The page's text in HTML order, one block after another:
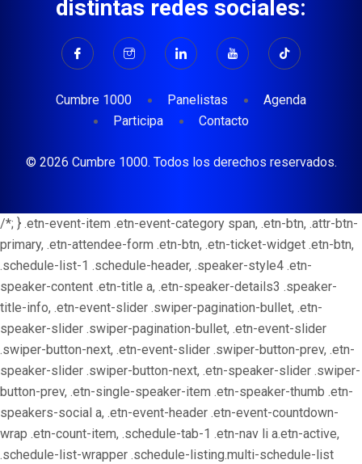
distintas redes sociales:
Cumbre 1000 Panelistas
Agenda
Participa
Contacto
© 2026 Cumbre 1000. Todos los derechos reservados.
/*; } .etn-event-item .etn-event-category span, .etn-btn, .attr-btn-
primary, .etn-attendee-form .etn-btn, .etn-ticket-widget .etn-btn,
.schedule-list-1 .schedule-header, .speaker-style4 .etn-
speaker-content .etn-title a, .etn-speaker-details3 .speaker-
title-info, .etn-event-slider .swiper-pagination-bullet, .etn-
speaker-slider .swiper-pagination-bullet, .etn-event-slider
.swiper-button-next, .etn-event-slider .swiper-button-prev, .etn-
speaker-slider .swiper-button-next, .etn-speaker-slider .swiper-
button-prev, .etn-single-speaker-item .etn-speaker-thumb .etn-
speakers-social a, .etn-event-header .etn-event-countdown-
wrap .etn-count-item, .schedule-tab-1 .etn-nav li a.etn-active,
.schedule-list-wrapper .schedule-listing.multi-schedule-list